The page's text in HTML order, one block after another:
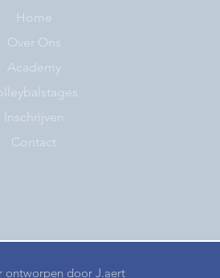
Home
Over Ons
Academy
Inschrijven
Contact
ontworpen door J.aert